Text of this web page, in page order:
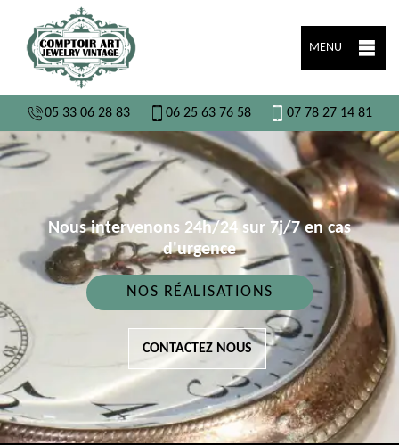
MENU
05 33 06 28 83 06 25 63 76 58 07 78 27 14 81
Nous intervenons 24h/24 sur 7j/7 en cas
d'urgence
NOS RÉALISATIONS
CONTACTEZ NOUS